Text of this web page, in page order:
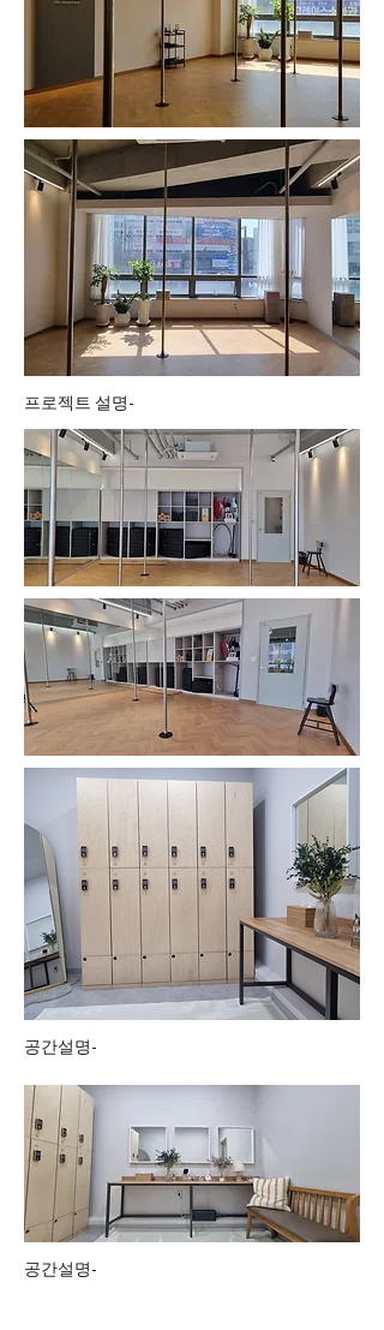
프로젝트 설명-
공간설명-
공간설명-